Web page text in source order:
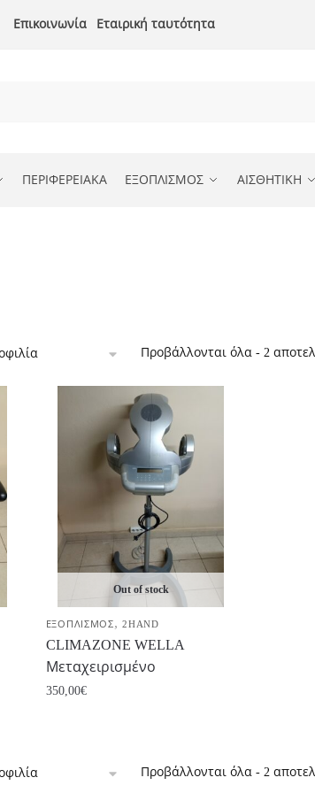
Επικοινωνία Εταιρική ταυτότητα
ΠΕΡΙΦΕΡΕΙΑΚΑ ΕΞΟΠΛΙΣΜΟΣ ΑΙΣΘΗΤΙΚΗ
Προβάλλονται όλα - 2
Out of stock
ΕΞΟΠΛΙΣΜΟΣ,2HAND
CLIMAZONE WELLA
Μεταχειρισμένο
350,00€
Προβάλλονται όλα - 2